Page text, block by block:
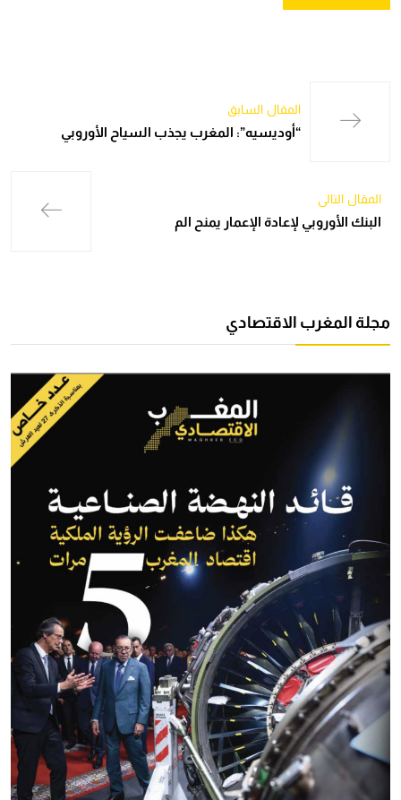
المقال السابق
“أوديسيه”: المغرب يجذب السياح الأوروبي
المقال التالي
البنك الأوروبي لإعادة الإعمار يمنح الم
مجلة المغرب الاقتصادي